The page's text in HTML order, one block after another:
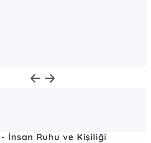
İnsan Ruhu ve Kişiliği